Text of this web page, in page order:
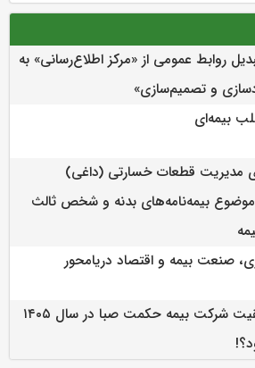
روابط عمومی از «مرکز اطلاع‌رسانی» به
و تصمیم‌سازی»
بیمه‌ای
مدیریت قطعات خسارتی (داغی)
بیمه‌نامه‌های بدنه و شخص ثالث
صنعت بیمه و اقتصاد دریامحور
پازل موفقیت شرکت بیمه حکمت صبا در سال ۱۴۰۵